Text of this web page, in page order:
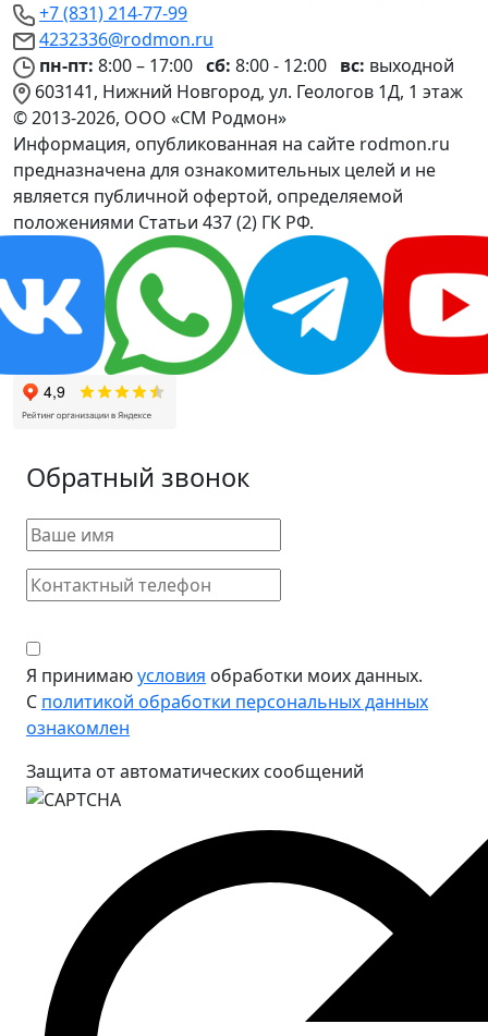
+7 (831) 214-77-99
4232336@rodmon.ru
пн-пт: 8:00 – 17:00 сб: 8:00 - 12:00 вс: выходной
603141, Нижний Новгород, ул. Геологов 1Д, 1 этаж
© 2013-2026, ООО «СМ Родмон»
Информация, опубликованная на сайте rodmon.ru
предназначена для ознакомительных целей и не
является публичной офертой, определяемой
положениями Статьи 437 (2) ГК РФ.
Обратный звонок
Я принимаюусловия обработки моих данных.
С политикой обработки персональных данных
ознакомлен
Защита от автоматических сообщений